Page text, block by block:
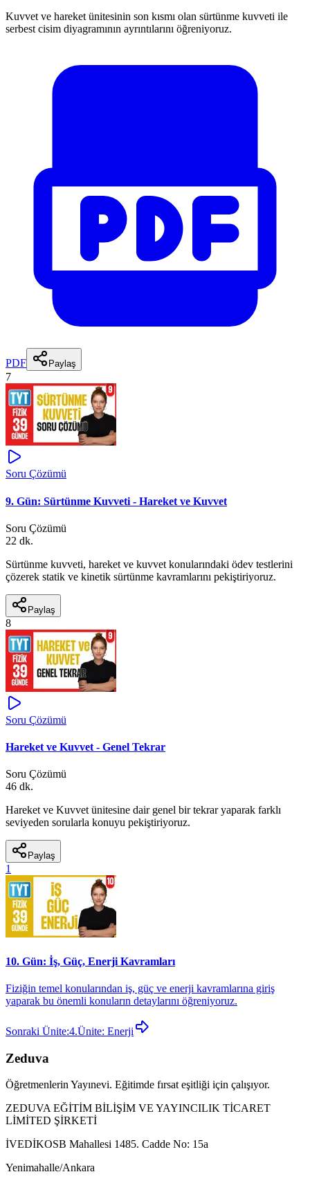
Kuvvet ve hareket ünitesinin son kısmı olan sürtünme kuvveti ile
serbest cisim diyagramının ayrıntılarını öğreniyoruz.
PDF Paylaş
7
Soru Çözümü
9. Gün: Sürtünme Kuvveti - Hareket ve Kuvvet
Soru Çözümü
22 dk.
Sürtünme kuvveti, hareket ve kuvvet konularındaki ödev testlerini
çözerek statik ve kinetik sürtünme kavramlarını pekiştiriyoruz.
Paylaş
8
Soru Çözümü
Hareket ve Kuvvet - Genel Tekrar
Soru Çözümü
46 dk.
Hareket ve Kuvvet ünitesine dair genel bir tekrar yaparak farklı
seviyeden sorularla konuyu pekiştiriyoruz.
Paylaş
1
10. Gün: İş, Güç, Enerji Kavramları
Fiziğin temel konularından iş, güç ve enerji kavramlarına giriş
yaparak bu önemli konuların detaylarını öğreniyoruz.
Sonraki Ünite:4.Ünite: Enerji
Zeduva
Öğretmenlerin Yayınevi. Eğitimde fırsat eşitliği için çalışıyor.
ZEDUVA EĞİTİM BİLİŞİM VE YAYINCILIK TİCARET
LİMİTED ŞİRKETİ
İVEDİKOSB Mahallesi 1485. Cadde No: 15a
Yenimahalle/Ankara